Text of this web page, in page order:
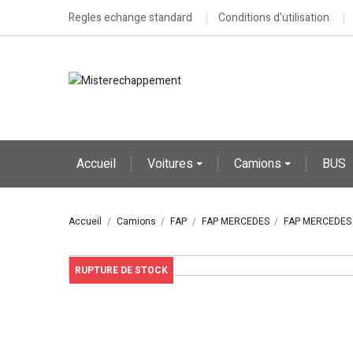
Regles echange standard Conditions d'utilisation
Accueil Voitures Camions BUS
Accueil Camions FAP FAP MERCEDES FAP
RUPTURE DE STOCK